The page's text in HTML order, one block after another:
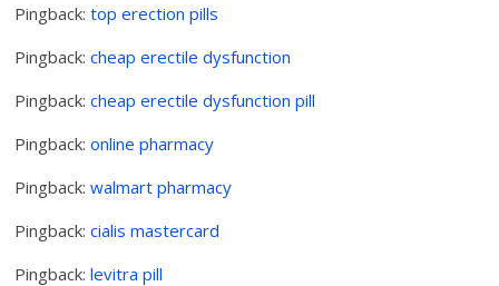
Pingback:top erection pills
Pingback:cheap erectile dysfunction
Pingback:cheap erectile dysfunction pill
Pingback:online pharmacy
Pingback:walmart pharmacy
Pingback:cialis mastercard
Pingback:levitra pill